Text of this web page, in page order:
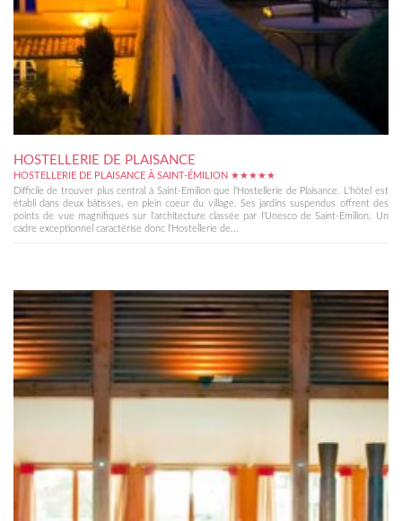
HOSTELLERIE DE PLAISANCE
HOSTELLERIE DE PLAISANCE À SAINT-ÉMILION ★★★★★
Difficile de trouver plus central à Saint-Emilion que l'Hostellerie de Plaisance. L'hôtel est
établi dans deux bâtisses, en plein coeur du village. Ses jardins suspendus offrent des
points de vue magnifiques sur l'architecture classée par l'Unesco de Saint-Emilion. Un
cadre exceptionnel caractérise donc l'Hostellerie de...